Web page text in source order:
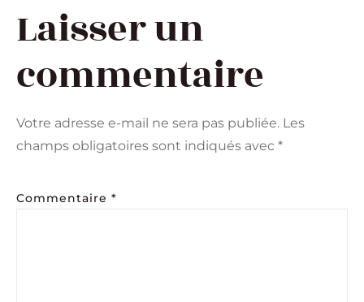
Laisser un
commentaire
Votre adresse e-mail ne sera pas publiée. Les
champs obligatoires sont indiqués avec *
Commentaire *